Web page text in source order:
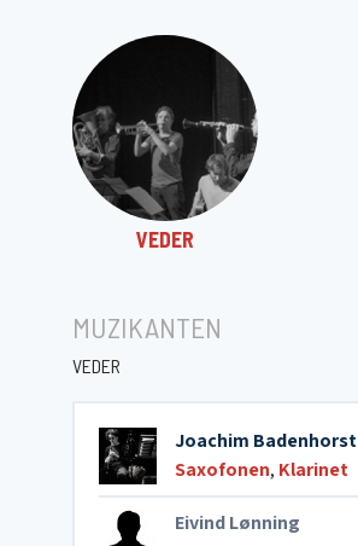
VEDER
MUZIKANTEN
VEDER
Joachim Badenhorst
Saxofonen, Klarinet
Eivind Lønning